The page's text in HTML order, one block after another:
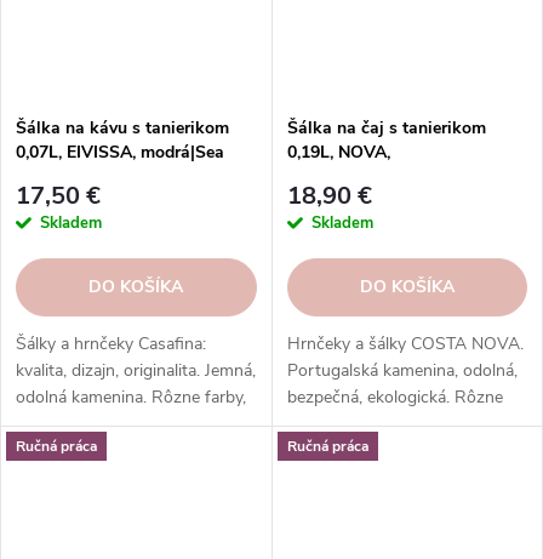
Šálka na kávu s tanierikom
0,07L, EIVISSA, modrá|Sea
17,50 €
Skladem
DO KOŠÍKA
Šálky a hrnčeky Casafina:
kvalita, dizajn, originalita. Jemná,
odolná kamenina. Rôzne farby,
vzory, tvary. Na každý nápoj a
príležitosť.
Šálka na čaj s tanierikom
0,19L, NOVA,
18,90 €
Skladem
DO KOŠÍKA
Hrnčeky a šálky COSTA NOVA.
Portugalská kamenina, odolná,
bezpečná, ekologická. Rôzne
tvary, farby, vzory. Ideálne na
kávu, espresso, cappuccino,
Ručná práca Ručná práca